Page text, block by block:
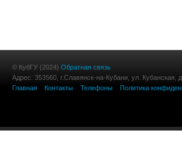
© КубГУ (2024) Обратная связь
Адрес: 353560, г.Славянск-на-Кубани, ул. Кубанская,
Главная
Контакты Телефоны Политика